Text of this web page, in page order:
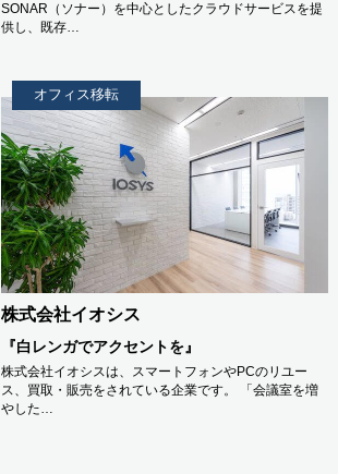
SONAR（ソナー）を中心としたクラウドサービスを提
供し、既存…
オフィス移転
株式会社イオシス
『白レンガでアクセントを』
株式会社イオシスは、スマートフォンやPCのリユー
ス、買取・販売をされている企業です。 「会議室を増
やした…